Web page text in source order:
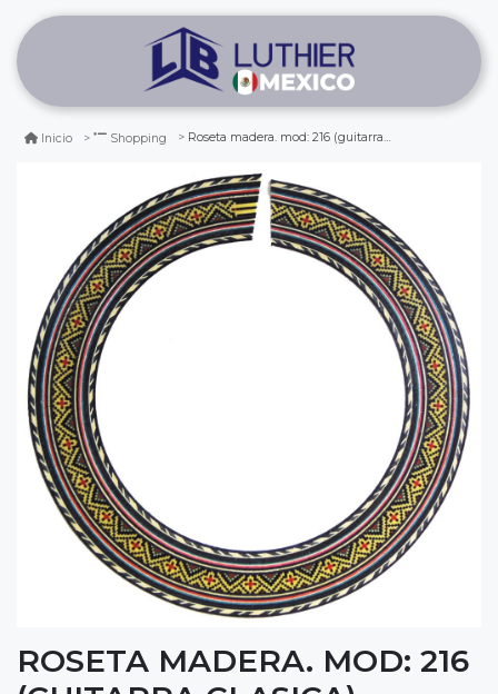
Inicio Shopping Roseta madera. mod: 216 (guitarra clasica)
ROSETA MADERA. MOD: 216